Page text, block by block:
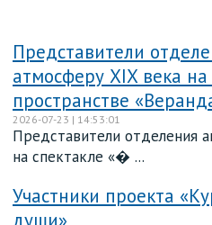
Представители
атмосферу XIX века
пространстве
2026-07-23 | 14:53:01
Представители отделения
на спектакле «� ...
Участники проекта